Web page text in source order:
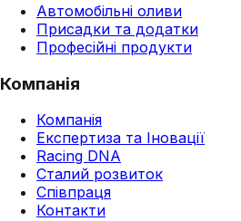
Автомобільні оливи
Присадки та додатки
Професійні продукти
Компанія
Компанія
Експертиза та Іновації
Racing DNA
Сталий розвиток
Співпраця
Контакти